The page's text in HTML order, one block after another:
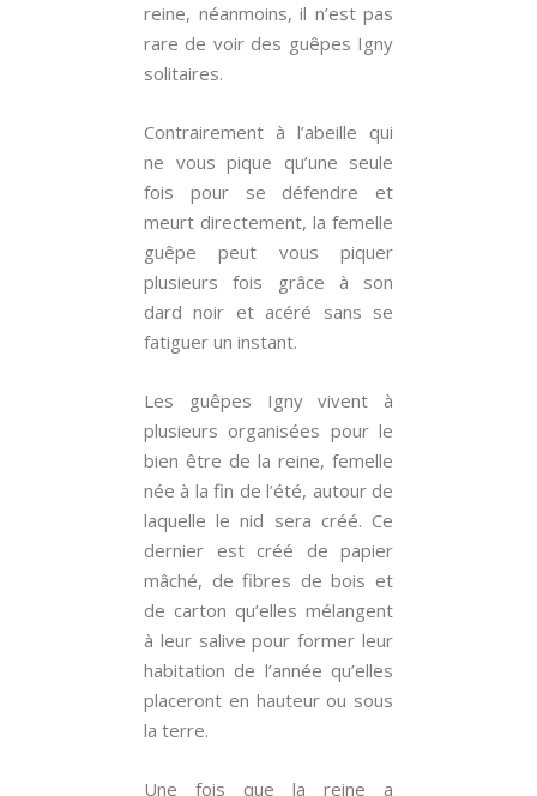
reine, néanmoins, il n’est pas
rare de voir des guêpes Igny
solitaires.
Contrairement à l’abeille qui
ne vous pique qu’une seule
fois pour se défendre et
meurt directement, la femelle
guêpe peut vous piquer
plusieurs fois grâce à son
dard noir et acéré sans se
fatiguer un instant.
Les guêpes Igny vivent à
plusieurs organisées pour le
bien être de la reine, femelle
née à la fin de l’été, autour de
laquelle le nid sera créé. Ce
dernier est créé de papier
mâché, de fibres de bois et
de carton qu’elles mélangent
à leur salive pour former leur
habitation de l’année qu’elles
placeront en hauteur ou sous
la terre.
Une fois que la reine a